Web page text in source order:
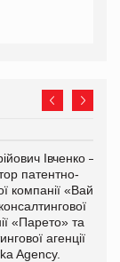
Івченко —
патентно-
компанії «Вайз
«Парето» та
агенції
Agency.